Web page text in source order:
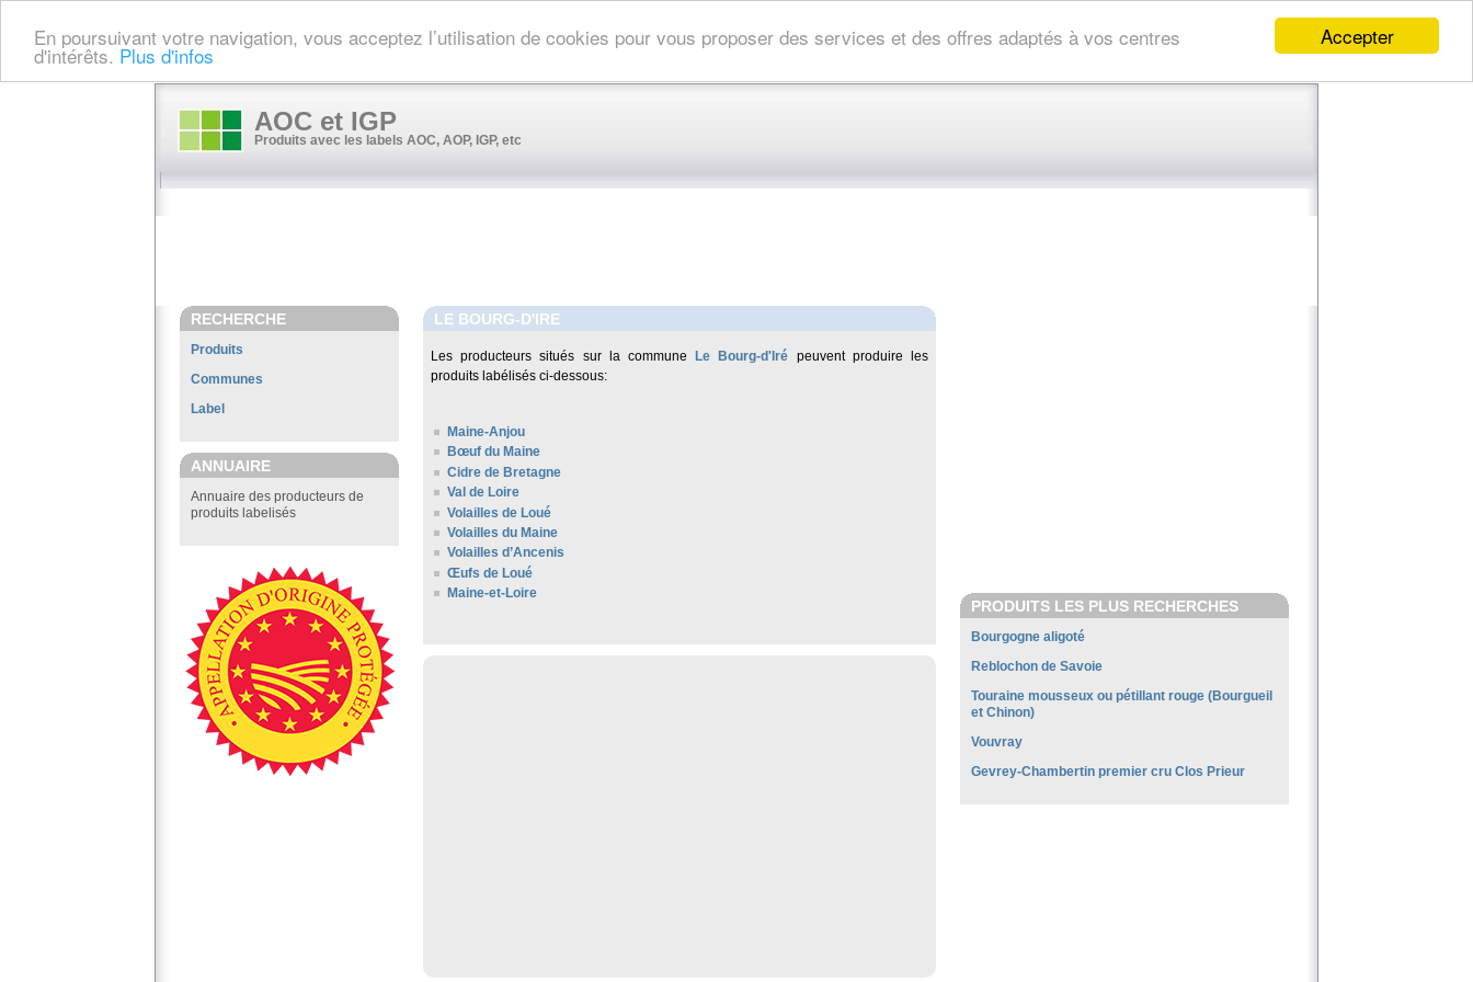
Accepter
En poursuivant votre navigation, vous acceptez l’utilisation de cookies pour vous proposer des services et des offres adaptés à vos centres
d'intérêts. Plus d'infos
AOC et IGP
Produits avec les labels AOC, AOP, IGP, etc
RECHERCHE
Produits
Communes
Label
ANNUAIRE
Annuaire des producteurs de
produits labelisés
LE BOURG-D'IRE
Les producteurs situés sur la commune Le Bourg-d'Iré peuvent produire les
produits labélisés ci-dessous:
Maine-Anjou
Bœuf du Maine
Cidre de Bretagne
Val de Loire
Volailles de Loué
Volailles du Maine
Volailles d’Ancenis
Œufs de Loué
Maine-et-Loire
PRODUITS LES PLUS RECHERCHES
Bourgogne aligoté
Reblochon de Savoie
Touraine mousseux ou pétillant rouge (Bourgueil
et Chinon)
Vouvray
Gevrey-Chambertin premier cru Clos Prieur